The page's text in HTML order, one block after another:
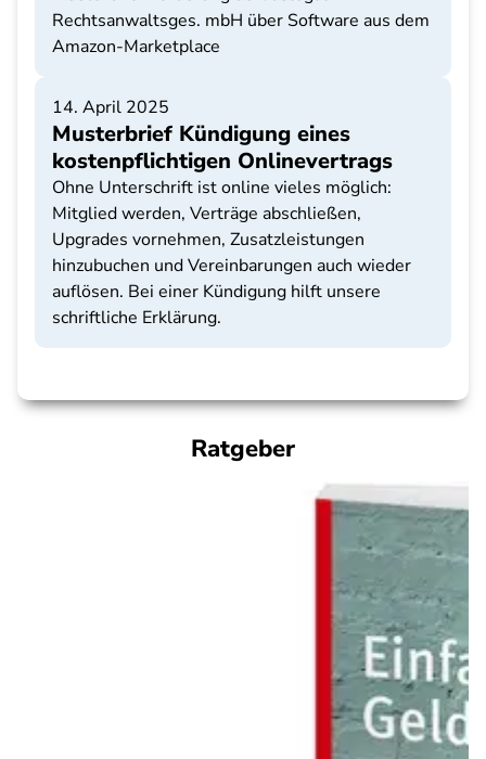
Rechtsanwaltsges. mbH über Software aus dem
Amazon-Marketplace
14. April 2025
Musterbrief Kündigung eines
kostenpflichtigen Onlinevertrags
Ohne Unterschrift ist online vieles möglich:
Mitglied werden, Verträge abschließen,
Upgrades vornehmen, Zusatzleistungen
hinzubuchen und Vereinbarungen auch wieder
auflösen. Bei einer Kündigung hilft unsere
schriftliche Erklärung.
Ratgeber